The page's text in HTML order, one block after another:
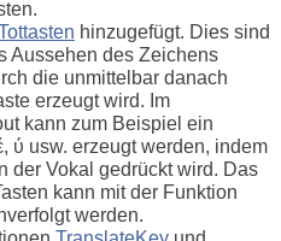
hinzugefügt. Dies sind
Aussehen des Zeichens
die unmittelbar danach
erzeugt wird. Im
kann zum Beispiel ein
ύ usw. erzeugt werden, indem
der Vokal gedrückt wird. Das
kann mit der Funktion
werden.